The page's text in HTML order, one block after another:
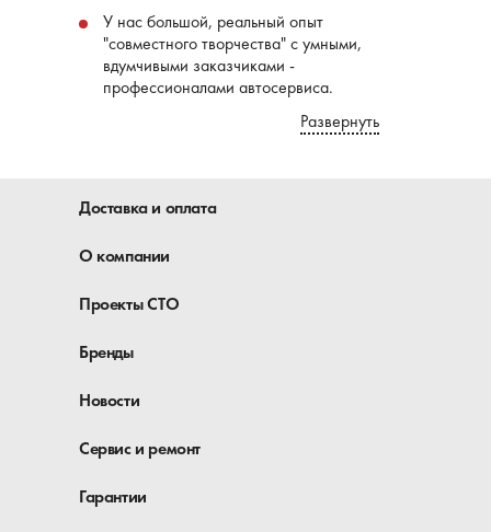
У нас большой, реальный опыт
"совместного творчества" с умными,
вдумчивыми заказчиками -
профессионалами автосервиса.
Развернуть
Доставка и оплата
О компании
Проекты СТО
Бренды
Новости
Сервис и ремонт
Гарантии